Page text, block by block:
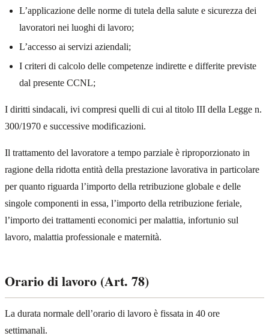
L’applicazione delle norme di tutela della salute e sicurezza dei
lavoratori nei luoghi di lavoro;
L’accesso ai servizi aziendali;
I criteri di calcolo delle competenze indirette e differite previste
dal presente CCNL;
I diritti sindacali, ivi compresi quelli di cui al titolo III della Legge n.
300/1970 e successive modificazioni.
Il trattamento del lavoratore a tempo parziale è riproporzionato in
ragione della ridotta entità della prestazione lavorativa in particolare
per quanto riguarda l’importo della retribuzione globale e delle
singole componenti in essa, l’importo della retribuzione feriale,
l’importo dei trattamenti economici per malattia, infortunio sul
lavoro, malattia professionale e maternità.
Orario di lavoro (Art. 78)
La durata normale dell’orario di lavoro è fissata in 40 ore
settimanali.